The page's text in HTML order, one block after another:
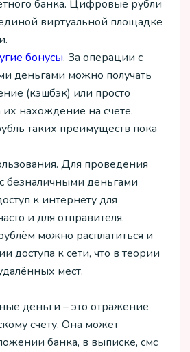
банка. Цифровые рубли
виртуальной площадке
бонусы. За операции с
деньгами можно получать
(кэшбэк) или просто
нахождение на счете.
таких преимуществ пока
Для проведения
безналичными деньгами
к интернету для
и для отправителя.
можно расплатиться и
доступа к сети, что в теории
мест.
деньги – это отражение
счету. Она может
банка, в выписке, смс